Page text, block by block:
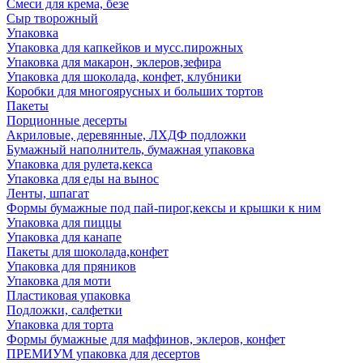
Смеси для крема, безе
Сыр творожный
Упаковка
Упаковка для капкейков и мусс.пирожных
Упаковка для макарон, эклеров,зефира
Упаковка для шоколада, конфет, клубники
Коробки для многоярусных и больших тортов
Пакеты
Порционные десерты
Акриловые, деревянные, ЛХДФ подложки
Бумажный наполнитель, бумажная упаковка
Упаковка для рулета,кекса
Упаковка для еды на вынос
Ленты, шпагат
Формы бумажные под пай-пирог,кексы и крышки к ним
Упаковка для пиццы
Упаковка для канапе
Пакеты для шоколада,конфет
Упаковка для пряников
Упаковка для моти
Пластиковая упаковка
Подложки, салфетки
Упаковка для торта
Формы бумажные для маффинов, эклеров, конфет
ПРЕМИУМ упаковка для десертов